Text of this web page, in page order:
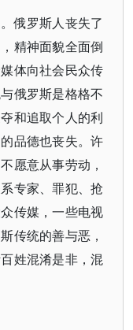
俄罗斯人丧失了
精神面貌全面倒
体向社会民众传
俄罗斯是格格不
和追取个人的利
品德也丧失。许
愿意从事劳动，
专家、罪犯、抢
传媒，一些电视
传统的善与恶，
姓混淆是非，混